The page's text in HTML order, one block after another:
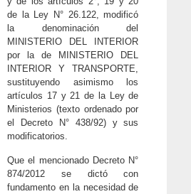
de la Ley N° 26.122, modificó
la denominación del
MINISTERIO DEL INTERIOR
por la de MINISTERIO DEL
INTERIOR Y TRANSPORTE,
sustituyendo asimismo los
artículos 17 y 21 de la Ley de
Ministerios (texto ordenado por
el Decreto N° 438/92) y sus
modificatorios.
Que el mencionado Decreto N°
874/2012 se dictó con
fundamento en la necesidad de